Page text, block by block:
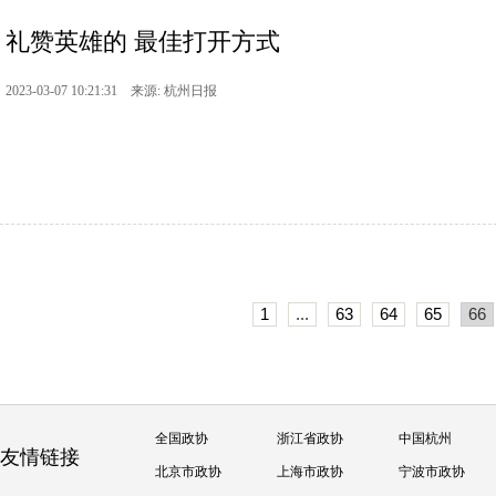
礼赞英雄的 最佳打开方式
2023-03-07 10:21:31 来源: 杭州日报
1 ... 63 64 65 66
友情链接
全国政协 浙江省政协 中国杭州
北京市政协 上海市政协 宁波市政协